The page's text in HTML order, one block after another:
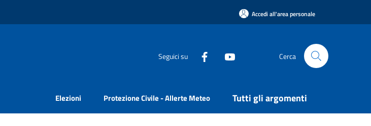
Accedi all'area personale
Seguici su Cerca
Elezioni Protezione Civile - Allerte Meteo Tutti gli argomenti